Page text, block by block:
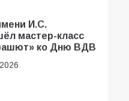
И.С.
мастер-класс
ко Дню ВДВ